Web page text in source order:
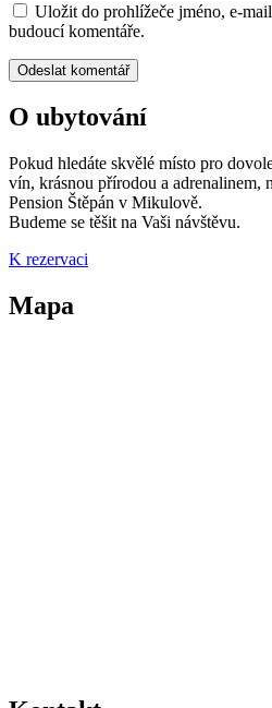
Uložit do prohlížeče jméno, e-
budoucí komentáře.
O ubytování
Pokud hledáte skvělé místo pro
vín, krásnou přírodou a adrenalinem,
Pension Štěpán v Mikulově.
Budeme se těšit na Vaši návštěvu.
K rezervaci
Mapa